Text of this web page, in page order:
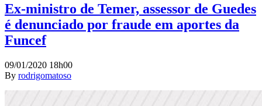
Ex-ministro de Temer, assessor de Guedes
é denunciado por fraude em aportes da
Funcef
09/01/2020 18h00
By rodrigomatoso